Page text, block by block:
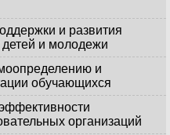
и развития
детей и молодежи
и
обучающихся
организаций